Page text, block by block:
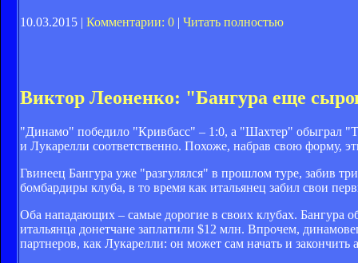
10.03.2015 | Комментарии: 0 | Читать полностью
Виктор Леоненко: "Бангура еще
"Динамо" победило "Кривбасс" – 1:0, а "Шахтер" обыграл
и Лукарелли соответственно. Похоже, набрав свою форму,
Гвинеец Бангура уже "разгулялся" в прошлом туре, забив
бомбардиры клуба, в то время как итальянец забил свои
Оба нападающих – самые дорогие в своих клубах. Бангура
итальянца донетчане заплатили $12 млн. Впрочем,
партнеров, как Лукарелли: он может сам начать и закончить